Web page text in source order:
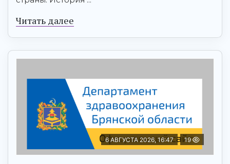
Читать далее
6 АВГУСТА 2026, 16:47 19